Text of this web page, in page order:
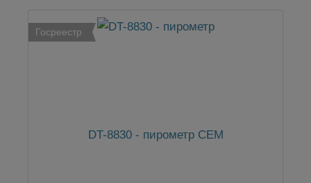
Госреестр
DT-8830 - пирометр CEM